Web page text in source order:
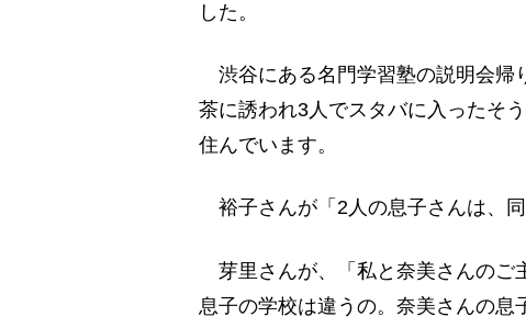
した。
渋谷にある名門学習塾の説明会帰
茶に誘われ3人でスタバに入ったそ
住んでいます。
裕子さんが「2人の息子さんは、
芽里さんが、「私と奈美さんのご
息子の学校は違うの。奈美さんの